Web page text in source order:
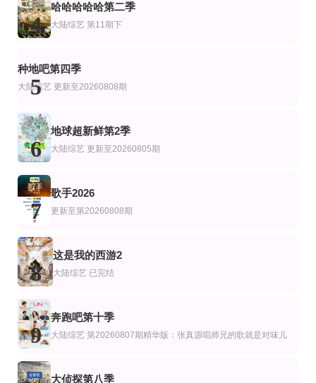
X The League
最后通牒：不结就分第四季
心动双重奏
更新至20260807期Plus版
大张伟,许凯,周笔畅,彭昱畅,张真源,陈哲远
第12期完结
吴霄、李希根、许红军
更新至06集
4
哈哈哈哈哈第二季
大陆综艺 第11期下
5
种地吧第四季
大陆综艺 更新至20260808期
6
地球超新鲜第2季
大陆综艺 更新至20260805期
7
歌手2026
更新至第20260808期
8
这是我的西游2
大陆综艺 已完结
9
奔跑吧第十季
大陆综艺 第20260807期精华版：张真源唱师兄的歌就是对味儿
大侦探第八季